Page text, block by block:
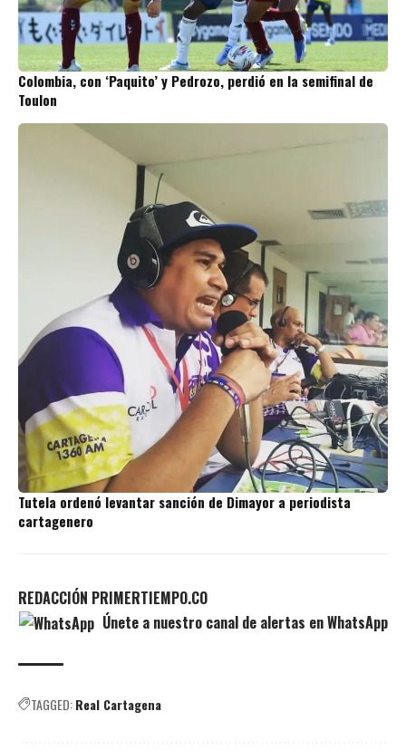
Colombia, con ‘Paquito’ y Pedrozo, perdió en la semifinal de
Toulon
Tutela ordenó levantar sanción de Dimayor a periodista
cartagenero
REDACCIÓN PRIMERTIEMPO.CO
Únete a nuestro canal de alertas en WhatsApp
TAGGED:Real Cartagena